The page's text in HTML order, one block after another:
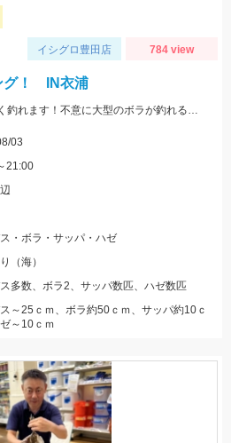
イシグロ豊田店 784 view
グ！ IN衣浦
電気ウキ＆胴付きでセイゴが良く釣れます！不意に大型のボラが釣れることもあるので、ネットがあると安心です。
03
21:00
・ボラ・サッパ・ハゼ
（海）
多数、ボラ2、サッパ数匹、ハゼ数匹
～25ｃｍ、ボラ約50ｃｍ、サッパ約10ｃ
～10ｃｍ